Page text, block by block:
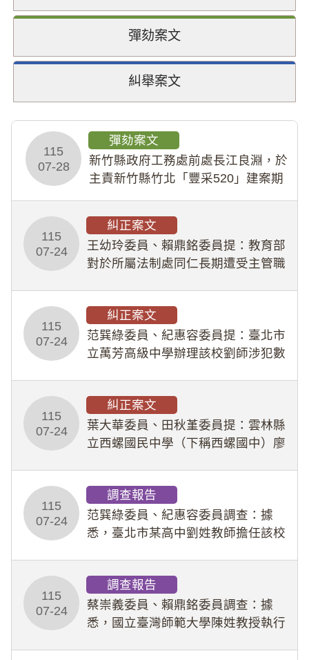
彈劾案文
糾舉案文
115
07-28
彈劾案文
新竹縣政府工務處前處長江良淵，於
主責新竹縣竹北「豐采520」建案期
幣1,483萬餘元，並長期收受建商餽
贈；復罔顧公共安全，圖利默許建商
於停工期間
115
07-24
糾正案文
王幼玲委員、賴鼎銘委員提：教育部
對於所屬法制處同仁長期遭受主管職
人員保障法」及「職業安全衛生法」
所定維護公務人員
115
07-24
糾正案文
范巽綠委員、紀惠容委員提：臺北市
立萬芳高級中學辦理該校劉師涉犯數
業把關與糾錯功能，不僅首份調查報
告漏未審酌師生不
115
07-24
糾正案文
葉大華委員、田秋堇委員提：雲林縣
立西螺國民中學（下稱西螺國中）廖
教羽球隊學生等行為，歷經該校校園
事件處理會議（下
115
07-24
調查報告
范巽綠委員、紀惠容委員調查：據
悉，臺北市某高中劉姓教師擔任該校
行拍攝特定樣態性影像並以手機傳送
劉師。該生因畏懼成
115
07-24
調查報告
蔡崇義委員、賴鼎銘委員調查：據
悉，國立臺灣師範大學陳姓教授執行